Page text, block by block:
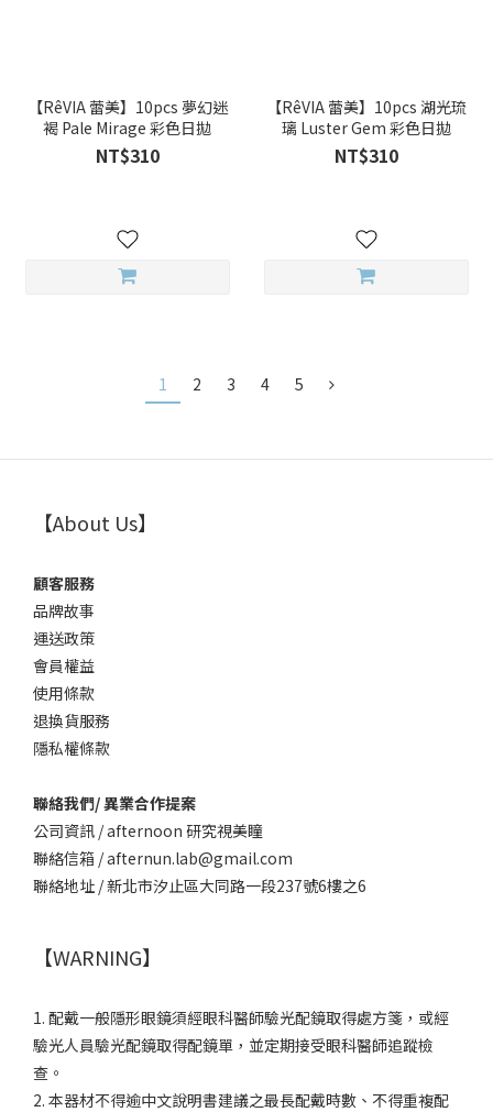
【RêVIA 蕾美】10pcs 夢幻迷
褐 Pale Mirage 彩色日拋
NT$310
【RêVIA 蕾美】10pcs 湖光琉
璃 Luster Gem 彩色日拋
NT$310
1 2 3 4 5
【About Us】
顧客服務
品牌故事
運送政策
會員權益
使用條款
退換貨服務
隱私權條款
聯絡我們/ 異業合作提案
公司資訊 / afternoon 研究視美瞳
聯絡信箱 / afternun.lab@gmail.com
聯絡地址 / 新北市汐止區大同路一段237號6樓之6
【WARNING】
1. 配戴一般隱形眼鏡須經眼科醫師驗光配鏡取得處方箋，或經
驗光人員驗光配鏡取得配鏡單，並定期接受眼科醫師追蹤檢
查。
2. 本器材不得逾中文說明書建議之最長配戴時數、不得重複配